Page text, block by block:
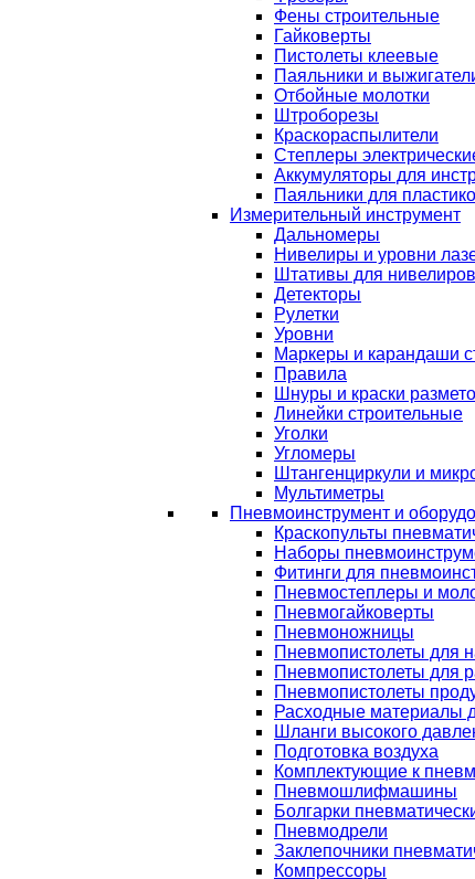
Фены строительные
Гайковерты
Пистолеты клеевые
Паяльники и
Отбойные молотки
Штроборезы
Краскораспылители
Степлеры
Аккумуляторы для
Паяльники для
Измерительный инструмент
Дальномеры
Нивелиры и уровни
Штативы для нивелиров
Детекторы
Рулетки
Уровни
Маркеры и карандаши
Правила
Шнуры и краски
Линейки строительные
Уголки
Угломеры
Штангенциркули и
Мультиметры
Пневмоинструмент и
Краскопульты
Наборы
Фитинги для
Пневмостеплеры и
Пневмогайковерты
Пневмоножницы
Пневмопистолеты для
Пневмопистолеты для
Пневмопистолеты
Расходные материалы
Шланги высокого
Подготовка воздуха
Комплектующие к
Пневмошлифмашины
Болгарки
Пневмодрели
Заклепочники
Компрессоры